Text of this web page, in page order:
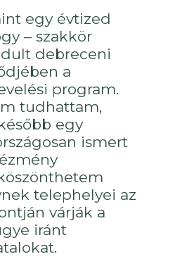
egy évtized
– szakkör
debreceni
a
program.
tudhattam,
egy
ismert
telephelyei az
várják a
iránt